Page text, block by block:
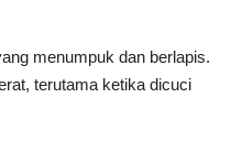
menumpuk dan berlapis.
terutama ketika dicuci